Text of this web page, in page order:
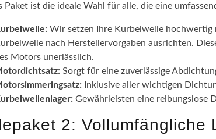
Paket ist die ideale Wahl für alle, die eine
Wir setzen Ihre Kurbelwelle hochwertig
nach Herstellervorgaben ausrichten.
Motors unerlässlich.
Sorgt für eine zuverlässige
Inklusive aller wichtigen
Gewährleisten eine reibungslose
2: Vollumfängliche